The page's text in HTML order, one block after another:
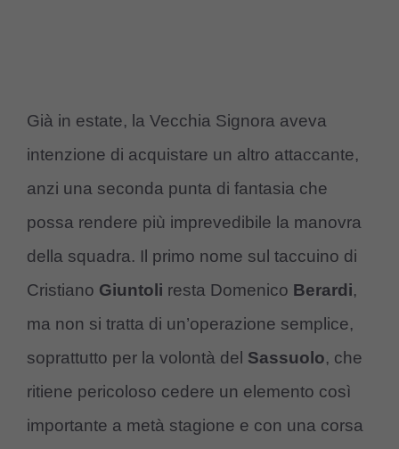
Già in estate, la Vecchia Signora aveva
intenzione di acquistare un altro attaccante,
anzi una seconda punta di fantasia che
possa rendere più imprevedibile la manovra
della squadra. Il primo nome sul taccuino di
Cristiano Giuntoli resta Domenico Berardi,
ma non si tratta di un’operazione semplice,
soprattutto per la volontà del Sassuolo, che
ritiene pericoloso cedere un elemento così
importante a metà stagione e con una corsa